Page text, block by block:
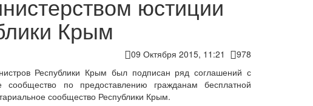
юстиции
Крым
09 Октября 2015, 11:21
978
Республики Крым был подписан ряд соглашений с
сообщество по предоставлению гражданам бесплатной
сообщество Республики Крым.